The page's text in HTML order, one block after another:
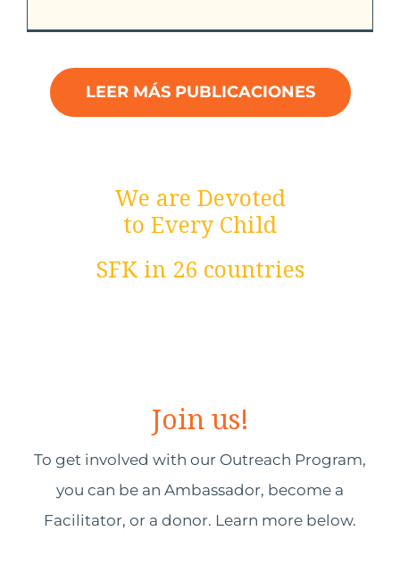
LEER MÁS PUBLICACIONES
We are Devoted
to Every Child
SFK in 26 countries
Join us!
To get involved with our Outreach Program,
you can be an Ambassador, become a
Facilitator, or a donor. Learn more below.